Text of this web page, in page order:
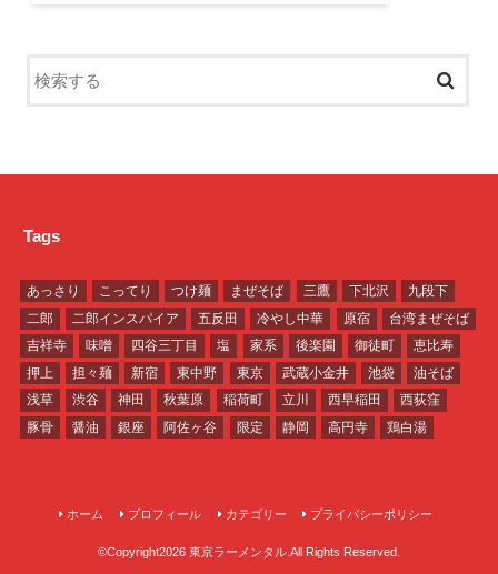
Tags
あっさり こってり つけ麺 まぜそば 三鷹 下北沢
九段下
二郎
二郎インスパイア 五反田 冷やし中華 原宿
台湾まぜそば
吉祥寺
味噌 四谷三丁目 塩 家系 後楽園 御徒町
恵比寿
押上
担々麺 新宿 東中野 東京 武蔵小金井 池袋
油そば
浅草
渋谷 神田 秋葉原 稲荷町 立川 西早稲田
西荻窪
豚骨
醤油 銀座 阿佐ヶ谷 限定 静岡 高円寺 鶏白湯
ホーム プロフィール カテゴリー プライバシーポリシー
©Copyright2026 東京ラーメンタル .All Rights Reserved.